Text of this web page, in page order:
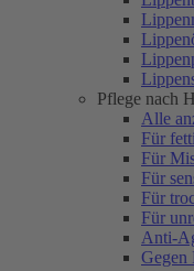
Pflege nach
Alle
Für
Für
Für
Für
Für
Anti-
Gegen